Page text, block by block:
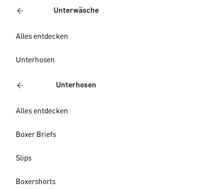
Unterwäsche
Alles entdecken
Unterhosen
Unterhosen
Alles entdecken
Boxer Briefs
Slips
Boxershorts